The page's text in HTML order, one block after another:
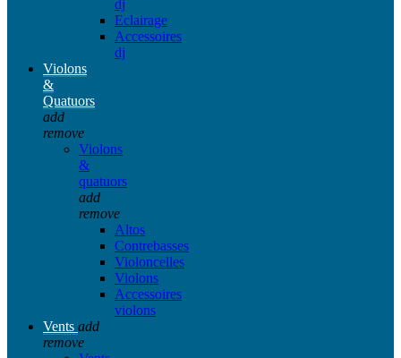
dj
Eclairage
Accessoires
dj
Violons
&
Quatuors
add
remove
Violons
&
quatuors
add
remove
Altos
Contrebasses
Violoncelles
Violons
Accessoires
violons
Vents add
remove